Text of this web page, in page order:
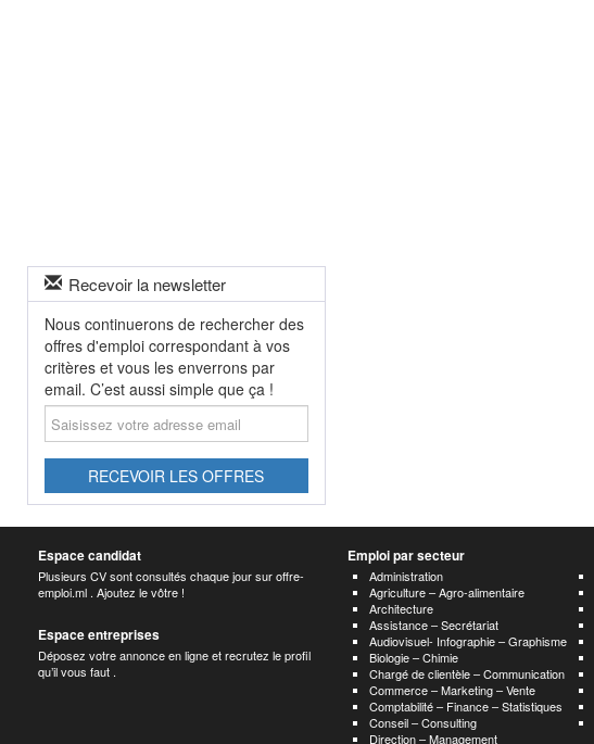
Recevoir la newsletter
Nous continuerons de rechercher des
offres d'emploi correspondant à vos
critères et vous les enverrons par
email. C’est aussi simple que ça !
Saisissez
votre
adresse
RECEVOIR LES OFFRES
Espace candidat
Plusieurs CV sont consultés chaque jour sur offre-
emploi.ml . Ajoutez le vôtre !
Espace entreprises
Déposez votre annonce en ligne et recrutez le profil
qu’il vous faut .
Emploi par secteur
Administration
Agriculture – Agro-alimentaire
Architecture
Assistance – Secrétariat
Audiovisuel- Infographie – Graphisme
Biologie – Chimie
Chargé de clientèle – Communication
Commerce – Marketing – Vente
Comptabilité – Finance – Statistiques
Conseil – Consulting
Direction – Management